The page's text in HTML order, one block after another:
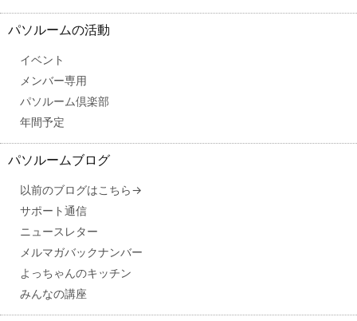
パソルームの活動
イベント
メンバー専用
パソルーム倶楽部
年間予定
パソルームブログ
以前のブログはこちら→
サポート通信
ニュースレター
メルマガバックナンバー
よっちゃんのキッチン
みんなの講座